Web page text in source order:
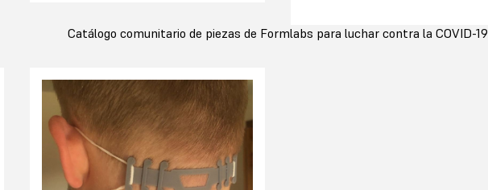
Catálogo comunitario de piezas de Formlabs para luchar contra la COVID-19